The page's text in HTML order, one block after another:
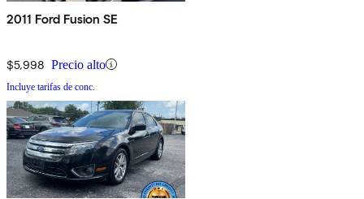
2011 Ford Fusion SE
$5,998 Precio alto
Incluye tarifas de conc.